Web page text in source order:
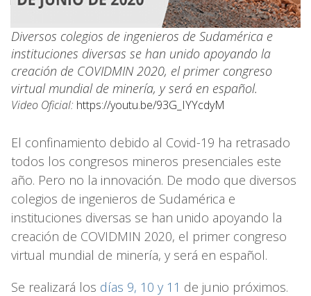
Diversos colegios de ingenieros de Sudamérica e
instituciones diversas se han unido apoyando la
creación de COVIDMIN 2020, el primer congreso
virtual mundial de minería, y será en español.
Video Oficial: https://youtu.be/93G_IYYcdyM
El confinamiento debido al Covid-19 ha retrasado
todos los congresos mineros presenciales este
año. Pero no la innovación. De modo que diversos
colegios de ingenieros de Sudamérica e
instituciones diversas se han unido apoyando la
creación de COVIDMIN 2020, el primer congreso
virtual mundial de minería, y será en español.
Se realizará los días 9, 10 y 11 de junio próximos.